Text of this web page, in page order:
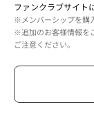
ファンクラブサイト
※メンバーシップを購
※追加のお客様情報を
ご注意ください。